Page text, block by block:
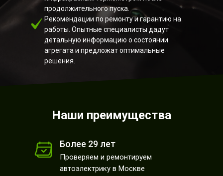
продолжительного пуска.
Рекомендации по ремонту и гарантию на
работы. Опытные специалисты дадут
детальную информацию о состоянии
агрегата и предложат оптимальные
решения.
Более 29 лет
Проверяем и ремонтируем
автоэлектрику в Москве
Наши преимущества